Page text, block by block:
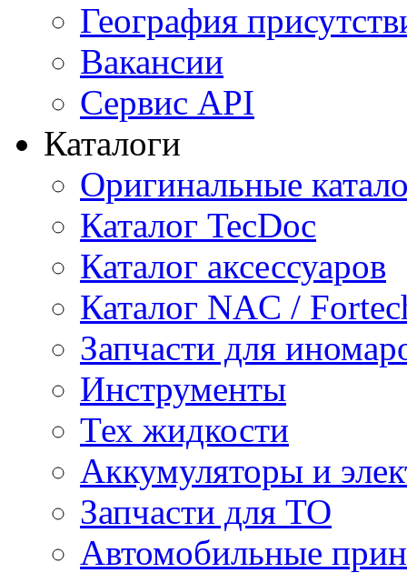
География
Вакансии
Сервис API
Каталоги
Оригинальные
Каталог TecDoc
Каталог аксессуаров
Каталог NAC /
Запчасти для
Инструменты
Тех жидкости
Аккумуляторы и
Запчасти для ТО
Автомобильные